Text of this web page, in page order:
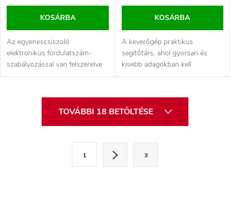
KOSÁRBA
Az egyenescsiszoló
elektronikus fordulatszám-
szabályozással van felszerelve
Lakatos-, asztalos- és
KOSÁRBA
A keverőgép praktikus
segítőtárs, ahol gyorsan és
kisebb adagokban kell
építőkeverékeket készíteni.
TOVÁBBI 18 BETÖLTÉSE
1 3